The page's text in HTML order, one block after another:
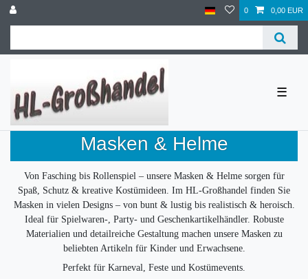
0 0,00 EUR
☰
Masken & Helme
Von Fasching bis Rollenspiel – unsere Masken & Helme sorgen für
Spaß, Schutz & kreative Kostümideen. Im HL-Großhandel finden Sie
Masken in vielen Designs – von bunt & lustig bis realistisch & heroisch.
Ideal für Spielwaren-, Party- und Geschenkartikelhändler. Robuste
Materialien und detailreiche Gestaltung machen unsere Masken zu
beliebten Artikeln für Kinder und Erwachsene.
Perfekt für Karneval, Feste und Kostümevents.